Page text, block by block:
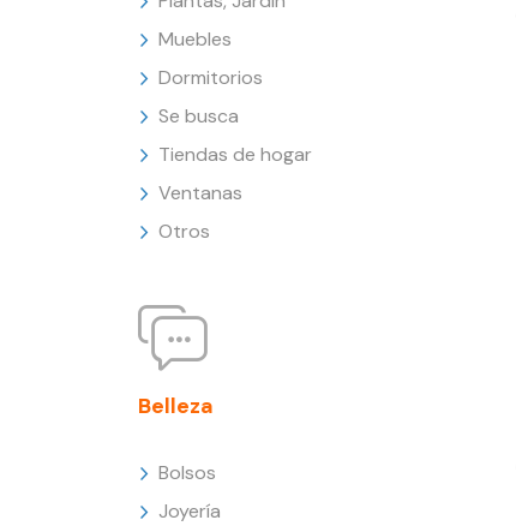
Muebles
Dormitorios
Se busca
Tiendas de hogar
Ventanas
Otros
Belleza
Bolsos
Joyería